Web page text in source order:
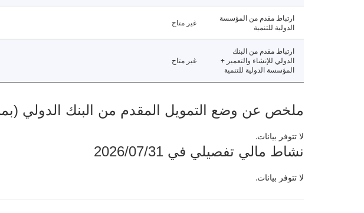
ارتباط مقدم من المؤسسة
الدولية للتنمية
غير متاح
ارتباط مقدم من البنك
الدولي للإنشاء والتعمير +
المؤسسة الدولية للتنمية
غير متاح
ملخص عن وضع التمويل المقدم من البنك الدولي (بملايين
لا تتوفر بيانات.
نشاط مالي تفصيلي في 2026/07/31
لا تتوفر بيانات.